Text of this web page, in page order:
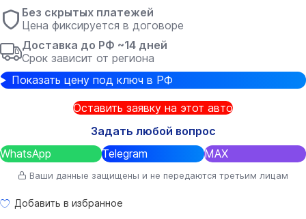
Без скрытых платежей
Цена фиксируется в договоре
Доставка до РФ ~14 дней
Срок зависит от региона
Показать цену под ключ в РФ
Оставить заявку на этот авто
Задать любой вопрос
WhatsApp
Telegram MAX
Ваши данные защищены и не передаются третьим лицам
Добавить в избранное